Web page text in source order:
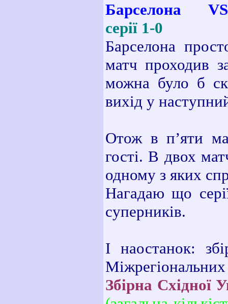
Барселона
серії 1-0
Барселона
матч проходив
можна було б
вихід у
Отож в п’яти
гості. В двох
одному з яких
Нагадаю що
суперників.
І наостанок:
Міжрегіональних
Збірна Східної